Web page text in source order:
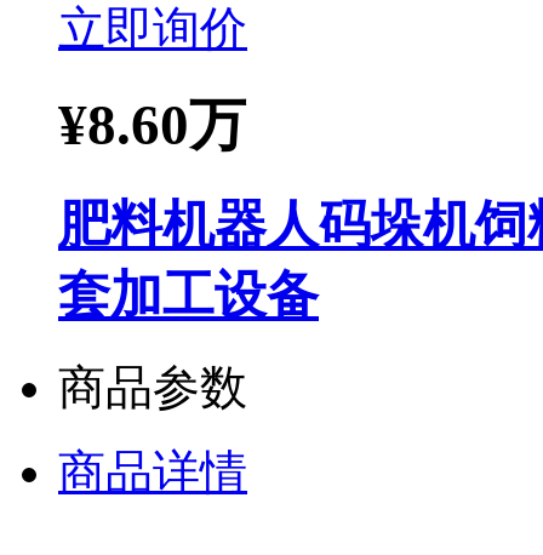
立即询价
¥8.60万
肥料机器人码垛机
套加工设备
商品参数
商品详情